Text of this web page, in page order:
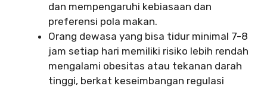
dan mempengaruhi kebiasaan dan
preferensi pola makan.
Orang dewasa yang bisa tidur minimal 7-8
jam setiap hari memiliki risiko lebih rendah
mengalami obesitas atau tekanan darah
tinggi, berkat keseimbangan regulasi